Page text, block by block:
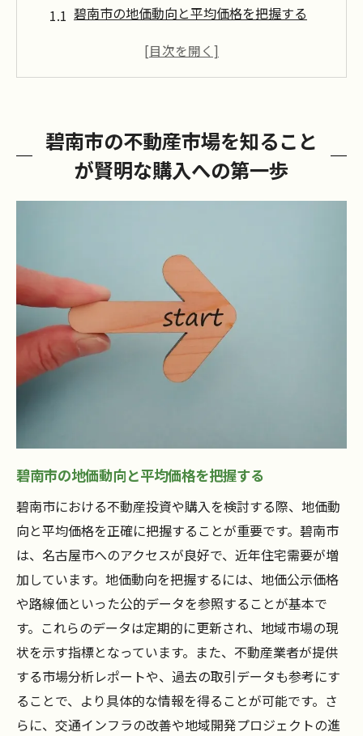
碧南市の地価動向と平均価格を把握する
地域の人口動態と不動産需要の関係を理解
過去の市場データから見る碧南市の不動産
市場の安定性
碧南市の不動産投資におけるリスクとチャ
地域特有の不動産動向を把握して理想の住まい
探しを
碧南市における新築物件と中古物件の選び
響
地域独特の文化と不動産価格の関連性
碧南市での賃貸市場の動向と購入者への影
響
未来を見据えたエコ住宅の需要と供給
碧南市の不動産購入で押さえておきたい重要ポ
イント
購入前に知っておくべき法的手続きと規制
碧南市の不動産購入における資金計画の立
て方
不動産購入時の契約条件と注意点
碧南市の不動産市場を知ること
が賢明な購入への第一歩
碧南市の地価動向と平均価格を把握する
碧南市における不動産投資や購入を検討する際、地価動
向と平均価格を正確に把握することが重要です。碧南市
は、名古屋市へのアクセスが良好で、近年住宅需要が増
加しています。地価動向を把握するには、地価公示価格
や路線価といった公的データを参照することが基本で
す。これらのデータは定期的に更新され、地域市場の現
状を示す指標となっています。また、不動産業者が提供
する市場分析レポートや、過去の取引データも参考にす
ることで、より具体的な情報を得ることが可能です。さ
らに、交通インフラの改善や地域開発プロジェクトの進